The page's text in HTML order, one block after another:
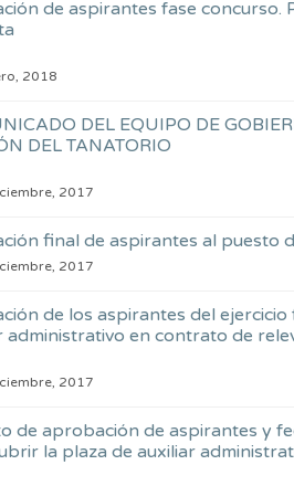
de aspirantes fase concurso.
2018
DEL EQUIPO DE
DEL TANATORIO
2017
final de aspirantes al puesto
2017
de los aspirantes del
administrativo en contrato de
2017
de aprobación de aspirantes y
la plaza de auxiliar